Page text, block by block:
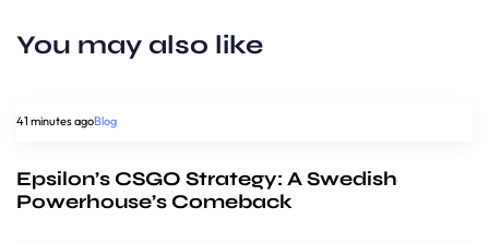
You may also like
41 minutes agoBlog
Epsilon’s CSGO Strategy: A Swedish
Powerhouse’s Comeback